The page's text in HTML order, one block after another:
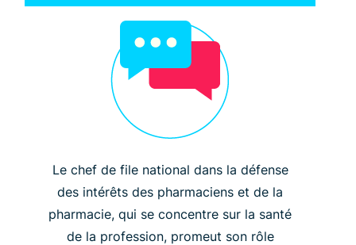
Le chef de file national dans la défense
des intérêts des pharmaciens et de la
pharmacie, qui se concentre sur la santé
de la profession, promeut son rôle